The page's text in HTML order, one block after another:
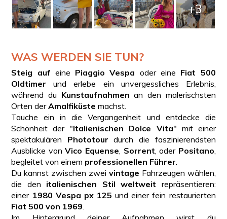
+3
WAS WERDEN SIE TUN?
Steig auf eine Piaggio Vespa oder eine Fiat 500
Oldtimer und erlebe ein unvergessliches Erlebnis,
während du Kunstaufnahmen an den malerischsten
Orten derAmalfiküste machst.
Tauche ein in die Vergangenheit und entdecke die
Schönheit der "Italienischen Dolce Vita" mit einer
spektakulären Phototour durch die faszinierendsten
Ausblicke vonVico Equense Sorrent , oder Positano
begleitet von einem professionellen Führer
Du kannst zwischen zwei vintage Fahrzeugen wählen,
die den italienischen Stil weltweit repräsentieren:
einer 1980 Vespa px 125 und einer fein restaurierten
Fiat 500 von 1969